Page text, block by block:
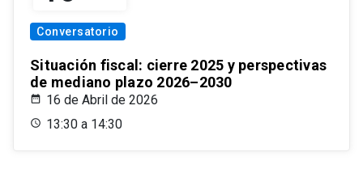
Conversatorio
Situación fiscal: cierre 2025 y perspectivas
de mediano plazo 2026–2030
16 de Abril de 2026
13:30 a 14:30